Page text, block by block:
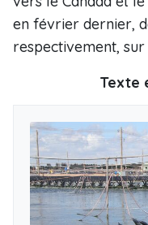
en février dernier,
respectivement, sur
Texte